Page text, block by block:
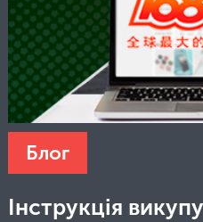
Блог
Інструкція